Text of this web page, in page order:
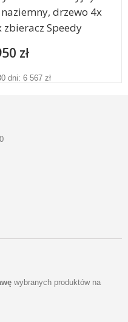
drzewo 4x
Speedy
zł
dni: 6 567 zł
wybranych produktów na